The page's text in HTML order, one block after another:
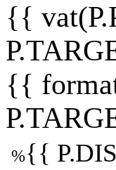
{{
{{
%{{